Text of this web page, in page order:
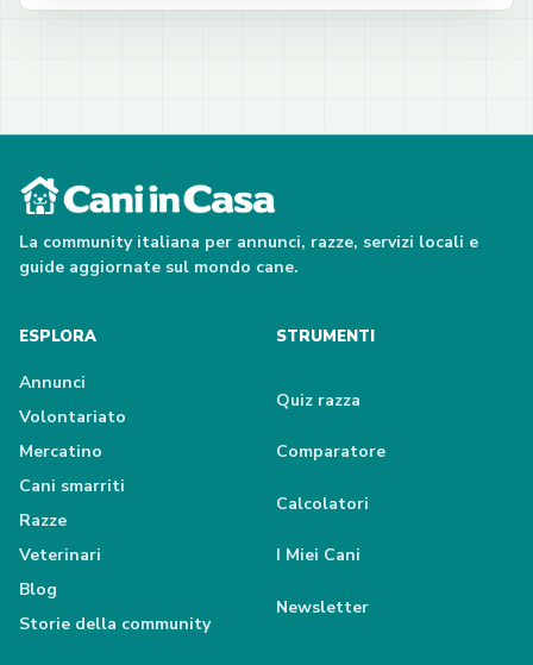
La community italiana per annunci, razze, servizi locali e
guide aggiornate sul mondo cane.
ESPLORA
Annunci
Volontariato
Mercatino
Cani smarriti
Razze
Veterinari
Blog
Storie della community
STRUMENTI
Quiz razza
Comparatore
Calcolatori
I Miei Cani
Newsletter